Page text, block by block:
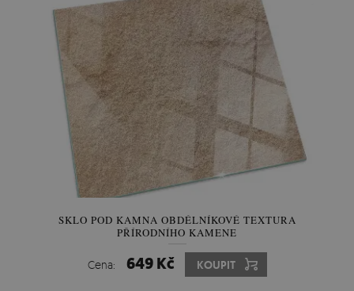
SKLO POD KAMNA OBDÉLNÍKOVÉ TEXTURA
PŘÍRODNÍHO KAMENE
Cena: 649 Kč KOUPIT